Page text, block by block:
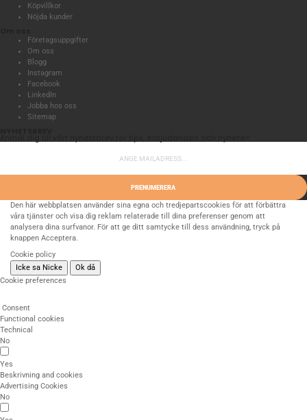
Köpvillkor
Nöjda kunder
Företagsuppgifter
Om oss
Blogg
Instagram
Facebook
LinkedIn
Jobba hos oss
Sitemap
PRENUMERERA
Den här webbplatsen använder sina egna och tredjepartscookies för att förbättra
våra tjänster och visa dig reklam relaterade till dina preferenser genom att
analysera dina surfvanor. För att ge ditt samtycke till dess användning, tryck på
knappen Acceptera.
Cookie policy
Icke sa Nicke
Ok då
Cookie preferences
Consent
Functional cookies
Technical
No
Yes
Beskrivning and cookies
Advertising Cookies
No